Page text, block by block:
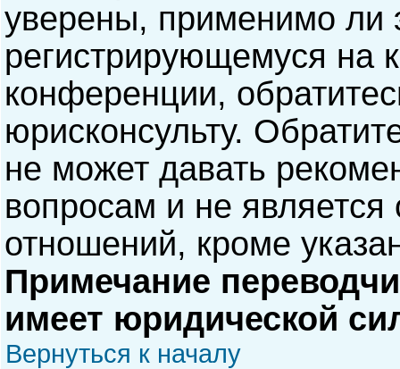
уверены, применимо ли
регистрирующемуся на
конференции,
юрисконсульту.
не может давать
вопросам и не
отношений, кроме
Примечание
имеет юридической
Вернуться к началу